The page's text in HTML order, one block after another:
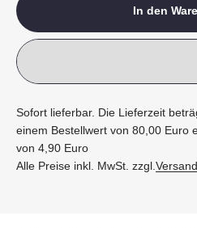
In den
Sofort lieferbar. Die Lieferzeit
einem Bestellwert von 80,00 Euro
von 4,90 Euro
Alle Preise inkl. MwSt. zzgl.